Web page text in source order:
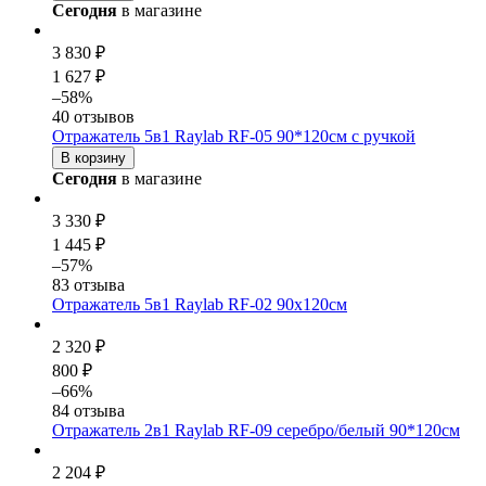
Сегодня в магазине
3 830 ₽
1 627 ₽
–58%
40 отзывов
Отражатель 5в1 Raylab RF-05 90*120см с ручкой
В корзину
Сегодня в магазине
3 330 ₽
1 445 ₽
–57%
83 отзыва
Отражатель 5в1 Raylab RF-02 90x120см
2 320 ₽
800 ₽
–66%
84 отзыва
Отражатель 2в1 Raylab RF-09 серебро/белый 90*120см
2 204 ₽